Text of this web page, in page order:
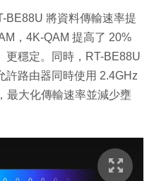
BE88U 將資料傳輸速率提
，4K-QAM 提高了 20%
更穩定。同時，RT-BE88U
許路由器同時使用 2.4GHz
最大化傳輸速率並減少壅